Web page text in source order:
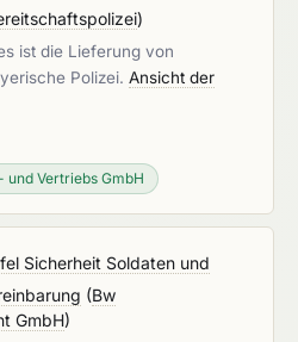
)
ist die Lieferung von
Polizei. Ansicht der
und Vertriebs GmbH
Sicherheit Soldaten und
(Bw
GmbH)